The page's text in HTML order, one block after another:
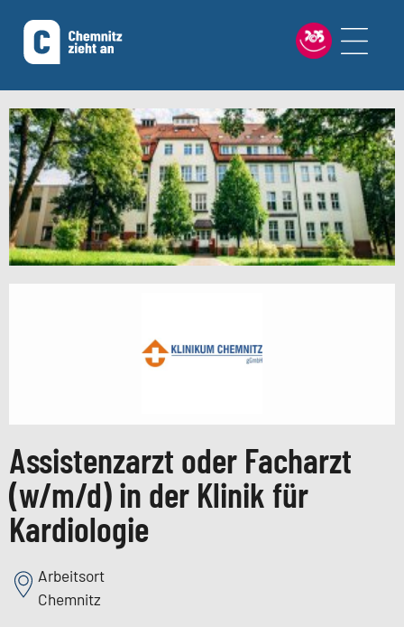
Assistenzarzt oder Facharzt
(w/m/d) in der Klinik für
Kardiologie
Arbeitsort
Chemnitz